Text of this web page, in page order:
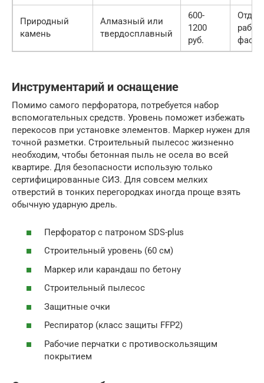
Природный
камень
Алмазный или
твердосплавный
600-
1200
руб.
фасад
Инструментарий и оснащение
Помимо самого перфоратора, потребуется набор
вспомогательных средств. Уровень поможет избежать
перекосов при установке элементов. Маркер нужен для
точной разметки. Строительный пылесос жизненно
необходим, чтобы бетонная пыль не осела во всей
квартире. Для безопасности использую только
сертифицированные СИЗ. Для совсем мелких
отверстий в тонких перегородках иногда проще взять
обычную ударную дрель.
Перфоратор с патроном SDS-plus
Строительный уровень (60 см)
Маркер или карандаш по бетону
Строительный пылесос
Защитные очки
Респиратор (класс защиты FFP2)
Рабочие перчатки с противоскользящим
покрытием